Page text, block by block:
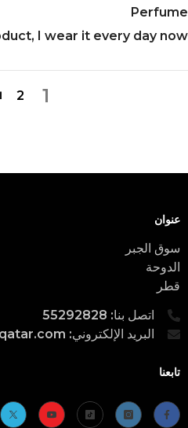
Perfume
I wear it every day now.
1
2
عنوان
سوق الجبر
الدوحة
قطر
اتصل بنا: 55292828
البريد الإلكتروني: support@theperfumeqatar.com
تابعنا